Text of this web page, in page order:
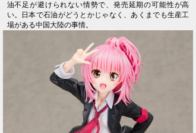
油不足が避けられない情勢で、発売延期の可能性が高
い。日本で石油がどうとかじゃなく、あくまでも生産工
場がある中国大陸の事情。